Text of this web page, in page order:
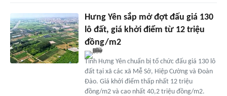
Hưng Yên sắp mở đợt đấu giá 130
lô đất, giá khởi điểm từ 12 triệu
đồng/m2
Tỉnh Hưng Yên chuẩn bị tổ chức đấu giá 130 lô
đất tại xã các xã Mễ Sở, Hiệp Cường và Đoàn
Đào. Giá khởi điểm thấp nhất 12 triệu
đồng/m2 và cao nhất 40,2 triệu đồng/m2.